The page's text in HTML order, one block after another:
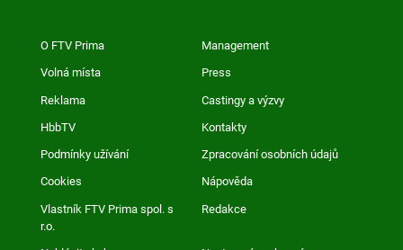
O FTV Prima Management
Volná místa Press
Reklama Castingy a výzvy
HbbTV Kontakty
Podmínky užívání Zpracování osobních údajů
Cookies Nápověda
Vlastník FTV Prima spol. s
r.o.
Redakce